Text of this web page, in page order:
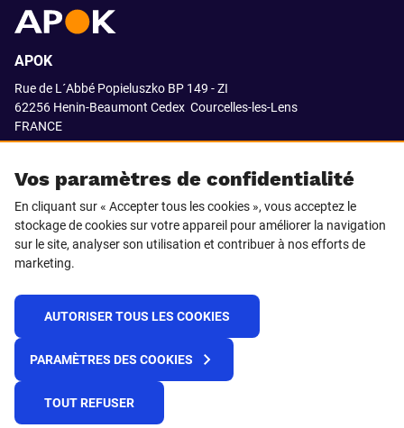
Vos paramètres de confidentialité
En cliquant sur « Accepter tous les cookies », vous acceptez le
stockage de cookies sur votre appareil pour améliorer la navigation
sur le site, analyser son utilisation et contribuer à nos efforts de
marketing.
AUTORISER TOUS LES COOKIES
PARAMÈTRES DES COOKIES
TOUT REFUSER
APOK
Rue de L´Abbé Popieluszko BP 149 - ZI
62256 Henin-Beaumont Cedex Courcelles-les-Lens
FRANCE
SUIVEZ-NOUS SUR
© 2021 APOK